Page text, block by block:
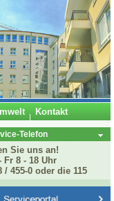
Kontakt
Telefon
Sie uns an!
Fr 8 - 18 Uhr
/ 455-0 oder die 115